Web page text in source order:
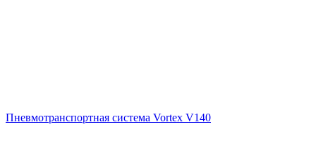
Пневмотранспортная система Vortex V140